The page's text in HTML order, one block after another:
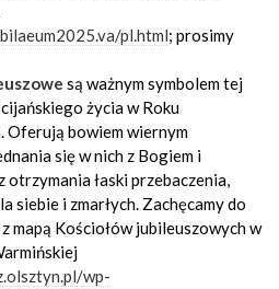
pl.html; prosimy
są ważnym symbolem tej
życia w Roku
Oferują bowiem wiernym
się w nich z Bogiem i
otrzymania łaski przebaczenia,
siebie i zmarłych. Zachęcamy do
mapą Kościołów jubileuszowych w
wp-